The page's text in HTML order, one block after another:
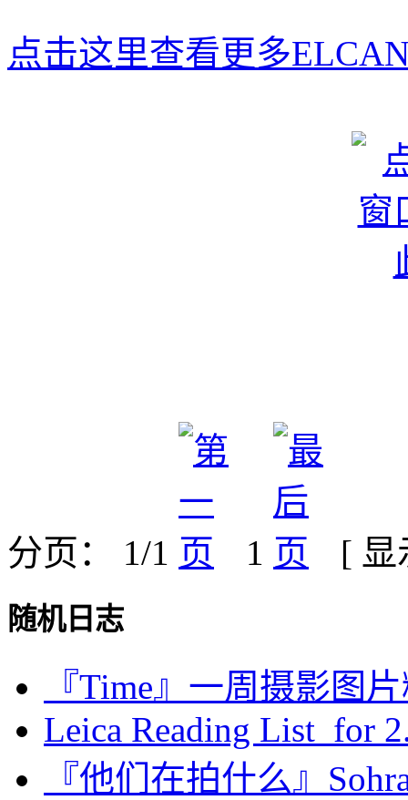
点击这里查看更多
分页： 1/1 1 [
随机日志
『Time』一周摄影图
Leica Reading List for
『他们在拍什么』